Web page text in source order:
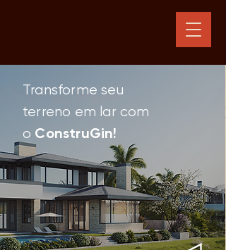
Transforme seu
terreno em lar com
o ConstruGin!